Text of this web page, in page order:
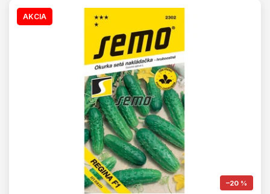
AKCIA
–20 %